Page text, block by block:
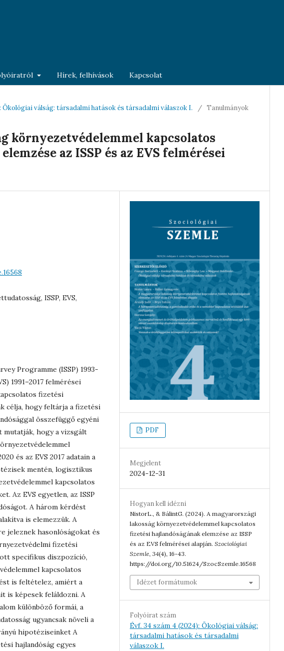
Hírek, felhívások Kapcsolat
Ökológiai válság: társadalmi hatások és társadalmi válaszok I. / Tanulmányok
környezetvédelemmel kapcsolatos
az ISSP és az EVS felmérései
ISSP, EVS,
Programme (ISSP) 1993-
1991–2017 felmérései
fizetési
célja, hogy feltárja a fizetési
összefüggő egyéni
hogy a vizsgált
és az EVS 2017 adatain a
mentén, logisztikus
kapcsolatos
Az EVS egyetlen, az ISSP
A három kérdést
is elemezzük. A
jeleznek hasonlóságokat és
fizetési
specifikus diszpozíció,
kapcsolatos
is feltételez, amiért a
is képesek feláldozni. A
különböző formái, a
ugyancsak növeli a
hipotéziseinket A
hajlandóság egyes
PDF
Megjelent
2024-12-31
Hogyan kell idézni
NistorL., & BálintG. (2024). A magyarországi
lakosság környezetvédelemmel kapcsolatos
fizetési hajlandóságának elemzése az ISSP
és az EVS felmérései alapján. Szociológiai
Szemle, 34(4), 16-43.
https://doi.org/10.51624/SzocSzemle.16568
Idézet formátumok
Folyóirat szám
Évf. 34 szám 4 (2024): Ökológiai válság:
társadalmi hatások és társadalmi
válaszok I.